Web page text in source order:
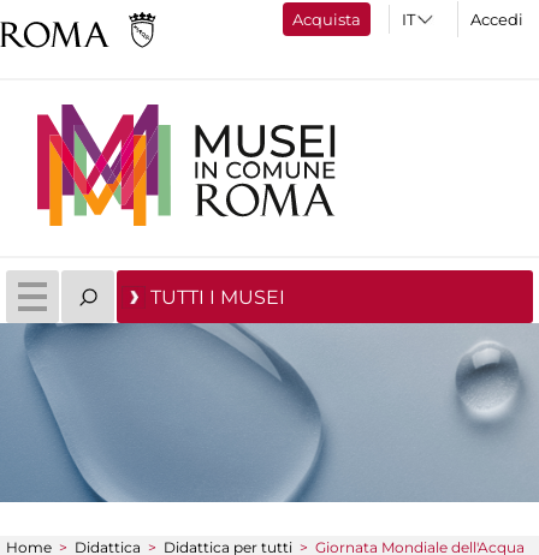
Acquista Accedi
TUTTI I MUSEI
Home > Didattica > Didattica per tutti > Giornata Mondiale dell'Acqua